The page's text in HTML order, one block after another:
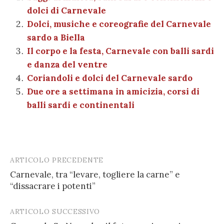
o
o
k
p
p
er m
vi
di
dolci di Carnevale
Dolci, musiche e coreografie del Carnevale
sardo a Biella
Il corpo e la festa, Carnevale con balli sardi
e danza del ventre
Coriandoli e dolci del Carnevale sardo
Due ore a settimana in amicizia, corsi di
balli sardi e continentali
Post
navigation
ARTICOLO PRECEDENTE
Carnevale, tra “levare, togliere la carne” e
“dissacrare i potenti”
ARTICOLO SUCCESSIVO